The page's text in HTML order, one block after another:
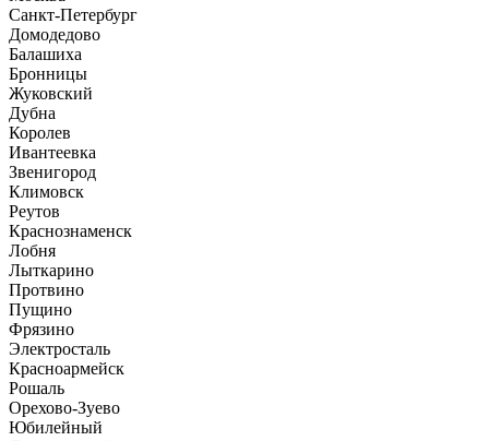
Санкт-Петербург
Домодедово
Балашиха
Бронницы
Жуковский
Дубна
Королев
Ивантеевка
Звенигород
Климовск
Реутов
Краснознаменск
Лобня
Лыткарино
Протвино
Пущино
Фрязино
Электросталь
Красноармейск
Рошаль
Орехово-Зуево
Юбилейный